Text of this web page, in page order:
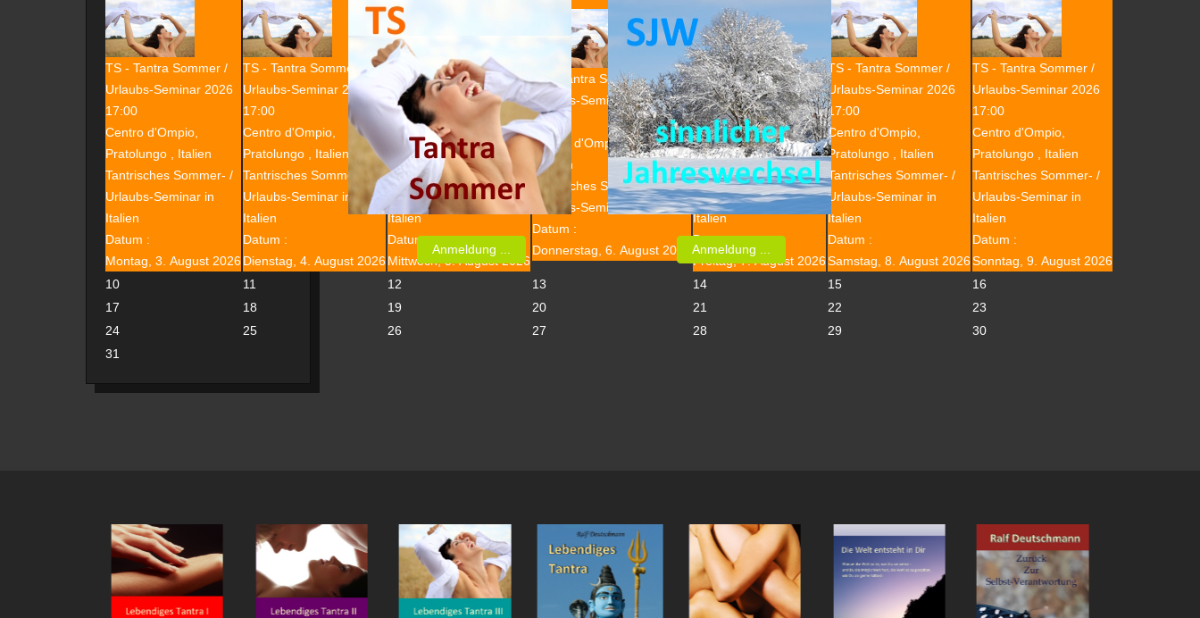
TS - Tantra Sommer /
Urlaubs-Seminar 2026
17:00
Centro d'Ompio,
Pratolungo , Italien
Tantrisches Sommer- /
Urlaubs-Seminar in
Italien
Datum :
Montag, 3. August 2026
TS - Tantra Sommer /
Urlaubs-Seminar 2026
17:00
Centro d'Ompio,
Pratolungo , Italien
Tantrisches Sommer- /
Urlaubs-Seminar in
Italien
Datum :
Dienstag, 4. August 2026
TS - Tantra Sommer /
Urlaubs-Seminar 2026
17:00
Centro d'Ompio,
Pratolungo , Italien
Tantrisches Sommer- /
Urlaubs-Seminar in
Italien
Datum :
Mittwoch, 5. August 2026
TS - Tantra Sommer /
Urlaubs-Seminar 2026
17:00
Centro d'Ompio, Pratolungo
, Italien
Tantrisches Sommer- /
Urlaubs-Seminar in Italien
Datum :
Donnerstag, 6. August 2026
TS - Tantra Sommer /
Urlaubs-Seminar 2026
17:00
Centro d'Ompio,
Pratolungo , Italien
Tantrisches Sommer- /
Urlaubs-Seminar in
Italien
Datum :
Freitag, 7. August 2026
TS - Tantra Sommer /
Urlaubs-Seminar 2026
17:00
Centro d'Ompio,
Pratolungo , Italien
Tantrisches Sommer- /
Urlaubs-Seminar in
Italien
Datum :
Samstag, 8. August 2026
TS - Tantra Sommer /
Urlaubs-Seminar 2026
17:00
Centro d'Ompio,
Pratolungo , Italien
Tantrisches Sommer- /
Urlaubs-Seminar in
Italien
Datum :
Sonntag, 9. August 2026
10
11 12 13 14 15
16
17
18 19 20 21 22
23
24
25 26 27 28 29
30
31
Anmeldung ... Anmeldung ...